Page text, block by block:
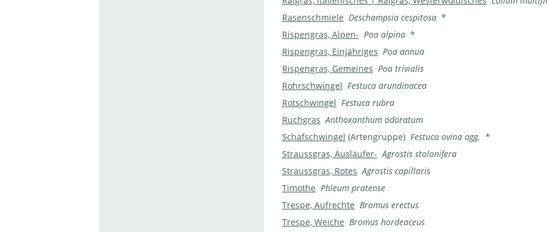
Rasenschmiele Deschampsia cespitosa *
Rispengras, Alpen- Poa alpina *
Rispengras, Einjähriges Poa annua
Rispengras, Gemeines Poa trivialis
Rohrschwingel Festuca arundinacea
Rotschwingel Festuca rubra
Ruchgras Anthoxanthum odoratum
Schafschwingel (Artengruppe) Festuca ovina agg. *
Straussgras, Ausläufer- Agrostis stolonifera
Straussgras, Rotes Agrostis capillaris
Timothe Phleum pratense
Trespe, Aufrechte Bromus erectus
Trespe, Weiche Bromus hordeaceus